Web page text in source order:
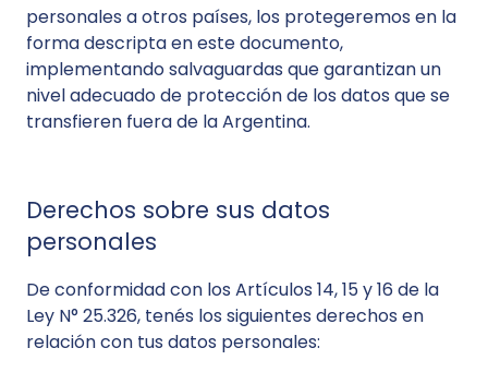
personales a otros países, los protegeremos en la
forma descripta en este documento,
implementando salvaguardas que garantizan un
nivel adecuado de protección de los datos que se
transfieren fuera de la Argentina.
Derechos sobre sus datos
personales
De conformidad con los Artículos 14, 15 y 16 de la
Ley N° 25.326, tenés los siguientes derechos en
relación con tus datos personales: